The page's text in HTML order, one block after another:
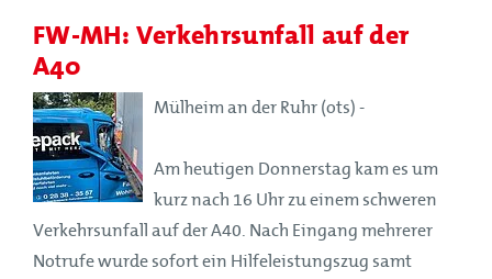
FW-MH: Verkehrsunfall auf der
A40
Mülheim an der Ruhr (ots) -
Am heutigen Donnerstag kam es um
kurz nach 16 Uhr zu einem schweren
Verkehrsunfall auf der A40. Nach Eingang mehrerer
Notrufe wurde sofort ein Hilfeleistungszug samt